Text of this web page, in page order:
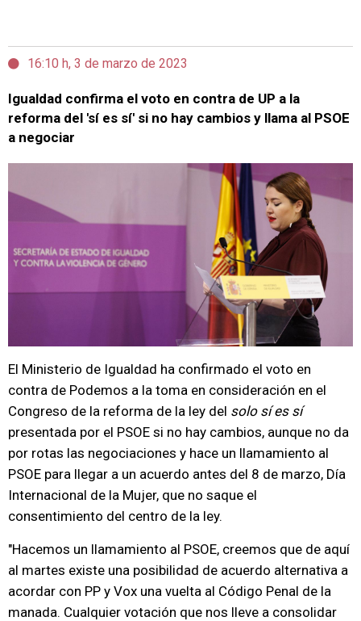
16:10 h, 3 de marzo de 2023
Igualdad confirma el voto en contra de UP a la
reforma del 'sí es sí' si no hay cambios y llama al PSOE
a negociar
El Ministerio de Igualdad ha confirmado el voto en
contra de Podemos a la toma en consideración en el
Congreso de la reforma de la ley del solo sí es sí
presentada por el PSOE si no hay cambios, aunque no da
por rotas las negociaciones y hace un llamamiento al
PSOE para llegar a un acuerdo antes del 8 de marzo, Día
Internacional de la Mujer, que no saque el
consentimiento del centro de la ley.
"Hacemos un llamamiento al PSOE, creemos que de aquí
al martes existe una posibilidad de acuerdo alternativa a
acordar con PP y Vox una vuelta al Código Penal de la
manada. Cualquier votación que nos lleve a consolidar